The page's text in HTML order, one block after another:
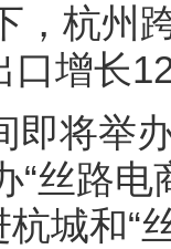
，杭州
口增长
即将举
“丝路电
城和“